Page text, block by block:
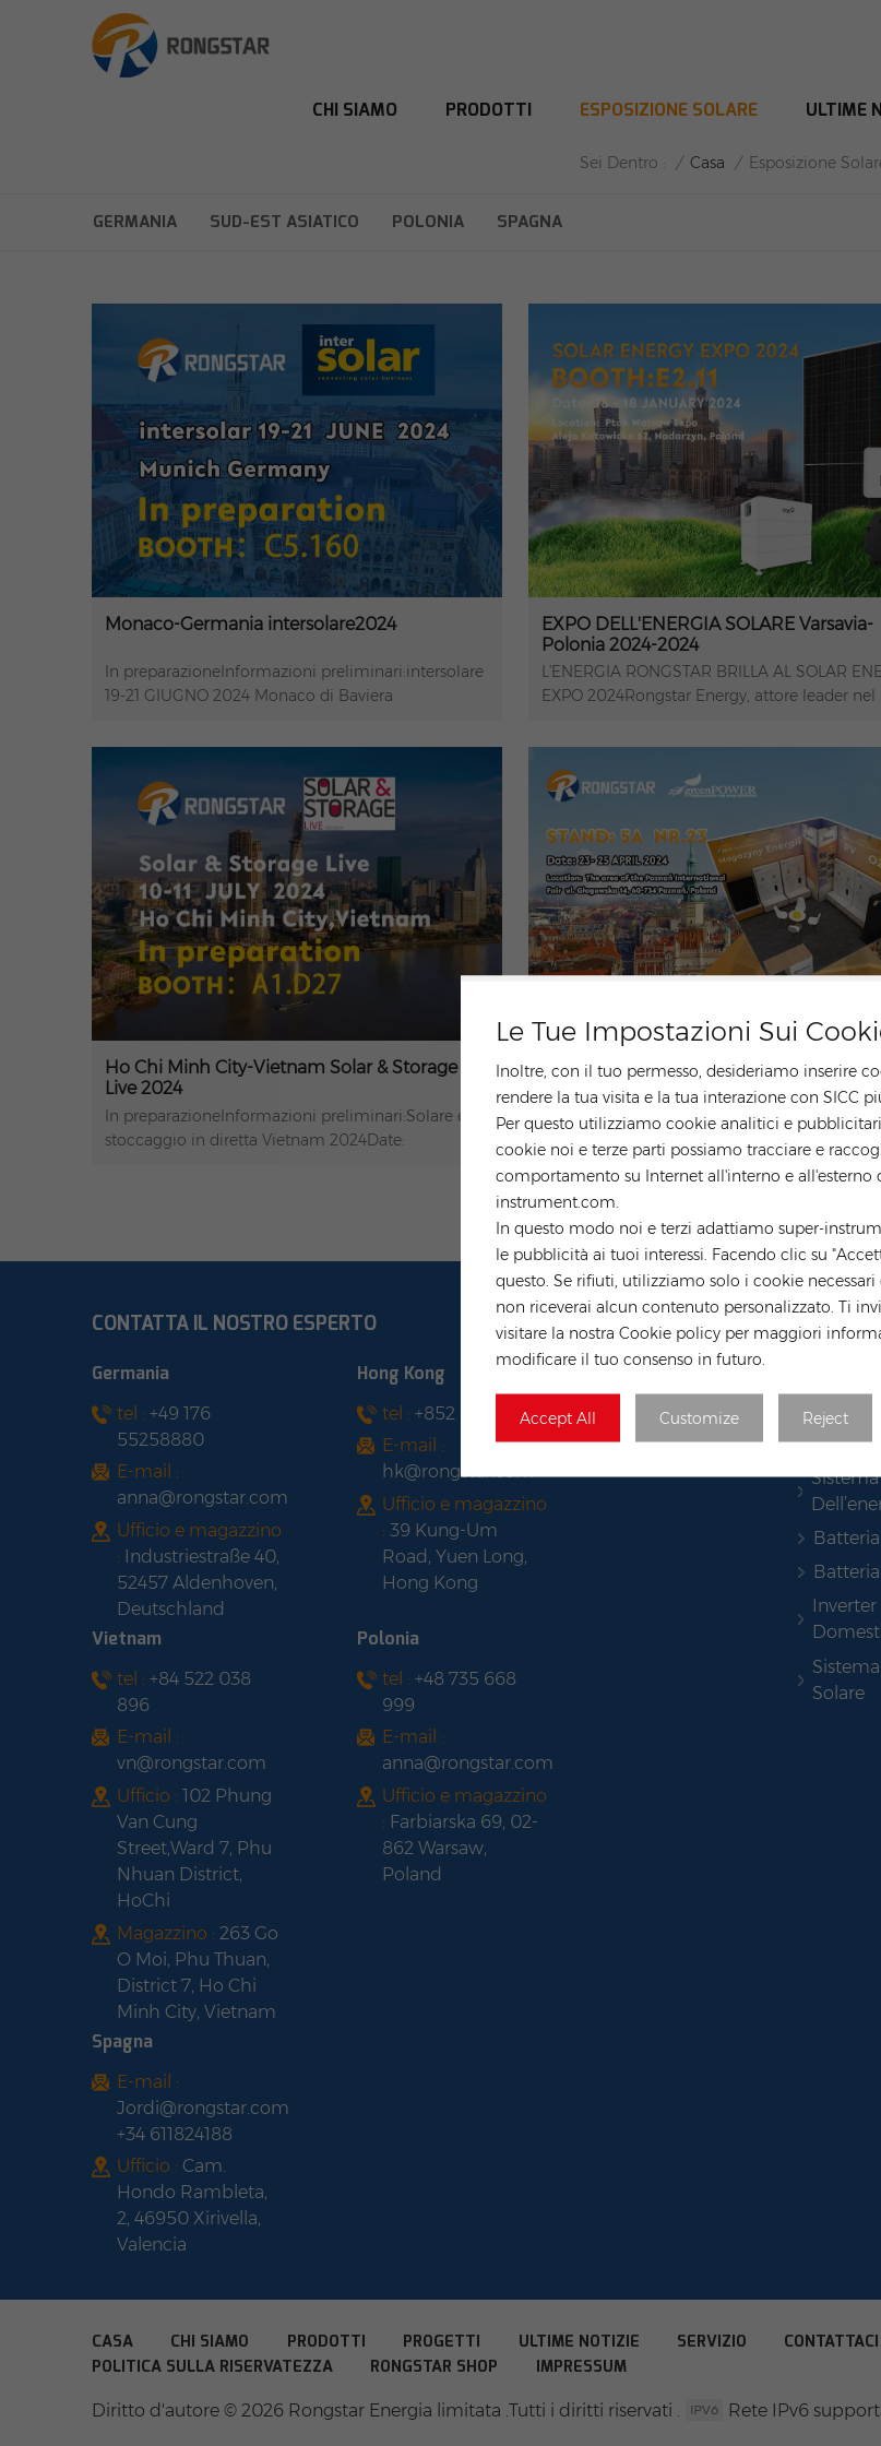
Le Tue Impostazioni Sui
Inoltre, con il tuo permesso, desideriamo inserire
rendere la tua visita e la tua interazione con SICC
Per questo utilizziamo cookie analitici e
cookie noi e terze parti possiamo tracciare e
comportamento su Internet all'interno e all'esterno
instrument.com.
In questo modo noi e terzi adattiamo super-
le pubblicità ai tuoi interessi. Facendo clic su
questo. Se rifiuti, utilizziamo solo i cookie
non riceverai alcun contenuto personalizzato. Ti
visitare la nostra Cookie policy per maggiori
modificare il tuo consenso in futuro.
Accept All Customize Reject
CHI SIAMO PRODOTTI ESPOSIZIONE SOLARE ULTIME
ESPOSIZIONE SOLARE
Sei Dentro : / Casa / Esposizione
GERMANIA SUD-EST ASIATICO POLONIA SPAGNA
Monaco-Germania intersolare2024
In preparazioneInformazioni preliminari:intersolare
19-21 GIUGNO 2024 Monaco di Baviera
EXPO DELL'ENERGIA SOLARE Varsavia-
Polonia 2024-2024
L'ENERGIA RONGSTAR BRILLA AL SOLAR
EXPO 2024Rongstar Energy, attore leader nel
Solar Energy EXPO 2024 a Varsavia, Polonia, il
gennaio. Con una vetrina di prodotti
all'avanguardia tra cui gli inverter solari Fox
sistemi di accumulo di energia, i moduli
fotovoltaici TW Solar, gli inverter DEYE, le
di montaggio fotovoltaiche Tsun e altro
Rongstar Energy ha evidenziato il proprio
nel far progredire soluzioni di energia
Esaminiamo i momenti salienti della nostra
partecipazione e i prodotti innovativi che
l'attenzione dei visitatori con la sua gamma
dello spettacolo è stato l'inverter solare Fox
rinomato per le sue eccezionali prestazioni e
affidabilità. Anche i nostri sistemi di
dell’energia hanno riscosso un notevole
offrendo soluzioni efficienti e sostenibili per
gestione delle fluttuazioni dell’energia solare.
Inoltre, i nostri moduli fotovoltaici TW Solar,
inverter DEYE e le strutture di montaggio
fotovoltaiche Tsun sono stati elogiati per il loro
design, durata ed efficienza superiori.Ispirare
futuro luminoso:La partecipazione di Rongstar
Energy a Solar Energy EXPO 2024
nostra dedizione alla promozione di un futuro
luminoso per le generazioni a venire.
continuamente i confini dell’innovazione nella
tecnologia fotovoltaica, ci impegniamo a
abbracciare soluzioni di energia pulita e
l’impronta di carbonio. Siamo entusiasti delle
opportunità che ci attendono e rimaniamo
nella nostra ricerca di soluzioni energetiche
sostenibili.Rongstar collaborerà in futuro con
marchi leader nel settore fotovoltaico per
clienti europei prodotti fotovoltaici più
Ho Chi Minh City-Vietnam Solar & Storage
Live 2024
In preparazioneInformazioni preliminari:Solare e
stoccaggio in diretta Vietnam 2024Date:
Poznan-Polonia THE GREEN POWER
Poznan-Polonia THE GREEN POWER EXPO
CONTATTA IL NOSTRO ESPERTO
Germania
tel : +49 176
55258880
E-mail :
anna@rongstar.com
Ufficio e magazzino
: Industriestraße 40,
52457 Aldenhoven,
Deutschland
Hong Kong
tel :+852 54222219
E-mail :
hk@rongstar.com
Ufficio e magazzino
:39 Kung-Um
Road, Yuen Long,
Hong Kong
Vietnam
tel : +84 522 038
896
E-mail :
vn@rongstar.com
Ufficio : 102 Phung
Van Cung
Street,Ward 7, Phu
Nhuan District,
HoChi
Magazzino : 263 Go
O Moi, Phu Thuan,
District 7, Ho Chi
Minh City, Vietnam
Polonia
tel :+48 735 668
999
E-mail :
anna@rongstar.com
Ufficio e magazzino
: Farbiarska 69, 02-
862 Warsaw,
Poland
Spagna
E-mail :
Jordi@rongstar.com
+34 611824188
Ufficio : Cam.
Hondo Rambleta,
2, 46950 Xirivella,
Valencia
TAG
Meno
Solare
CASA CHI SIAMO PRODOTTI PROGETTI ULTIME NOTIZIE SERVIZIO CONTATTACI
POLITICA SULLA RISERVATEZZA
RONGSTAR SHOP IMPRESSUM
Diritto d'autore © 2026 Rongstar Energia limitata .Tutti i diritti riservati . Rete IPv6